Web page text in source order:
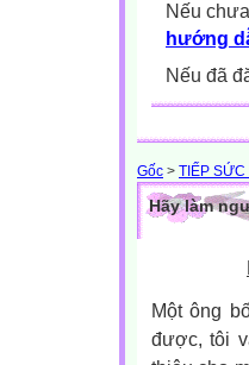
Nếu
hướng
Nếu đã
Gốc > TIẾP SỨC
Hãy làm
Một ông
được, tôi